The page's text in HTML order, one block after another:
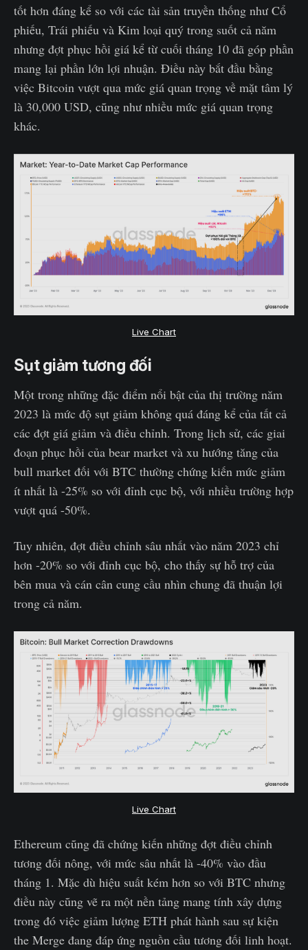
tốt hơn đáng kể so với các tài sản truyền thống như Cổ
phiếu, Trái phiếu và Kim loại quý trong suốt cả năm
nhưng đợt phục hồi giá kể từ cuối tháng 10 đã góp phần
mang lại phần lớn lợi nhuận. Điều này bắt đầu bằng
việc Bitcoin vượt qua mức giá quan trọng về mặt tâm lý
là 30,000 USD, cũng như nhiều mức giá quan trọng
khác.
Live Chart
Sụt giảm tương đối
Một trong những đặc điểm nổi bật của thị trường năm
2023 là mức độ sụt giảm không quá đáng kể của tất cả
các đợt giá giảm và điều chỉnh. Trong lịch sử, các giai
đoạn phục hồi của bear market và xu hướng tăng của
bull market đối với BTC thường chứng kiến mức giảm
ít nhất là -25% so với đỉnh cục bộ, với nhiều trường hợp
vượt quá -50%.
Tuy nhiên, đợt điều chỉnh sâu nhất vào năm 2023 chỉ
hơn -20% so với đỉnh cục bộ, cho thấy sự hỗ trợ của
bên mua và cán cân cung cầu nhìn chung đã thuận lợi
trong cả năm.
Live Chart
Ethereum cũng đã chứng kiến những đợt điều chỉnh
tương đối nông, với mức sâu nhất là -40% vào đầu
tháng 1. Mặc dù hiệu suất kém hơn so với BTC nhưng
điều này cũng vẽ ra một nền tảng mang tính xây dựng
trong đó việc giảm lượng ETH phát hành sau sự kiện
the Merge đang đáp ứng nguồn cầu tương đối linh hoạt.